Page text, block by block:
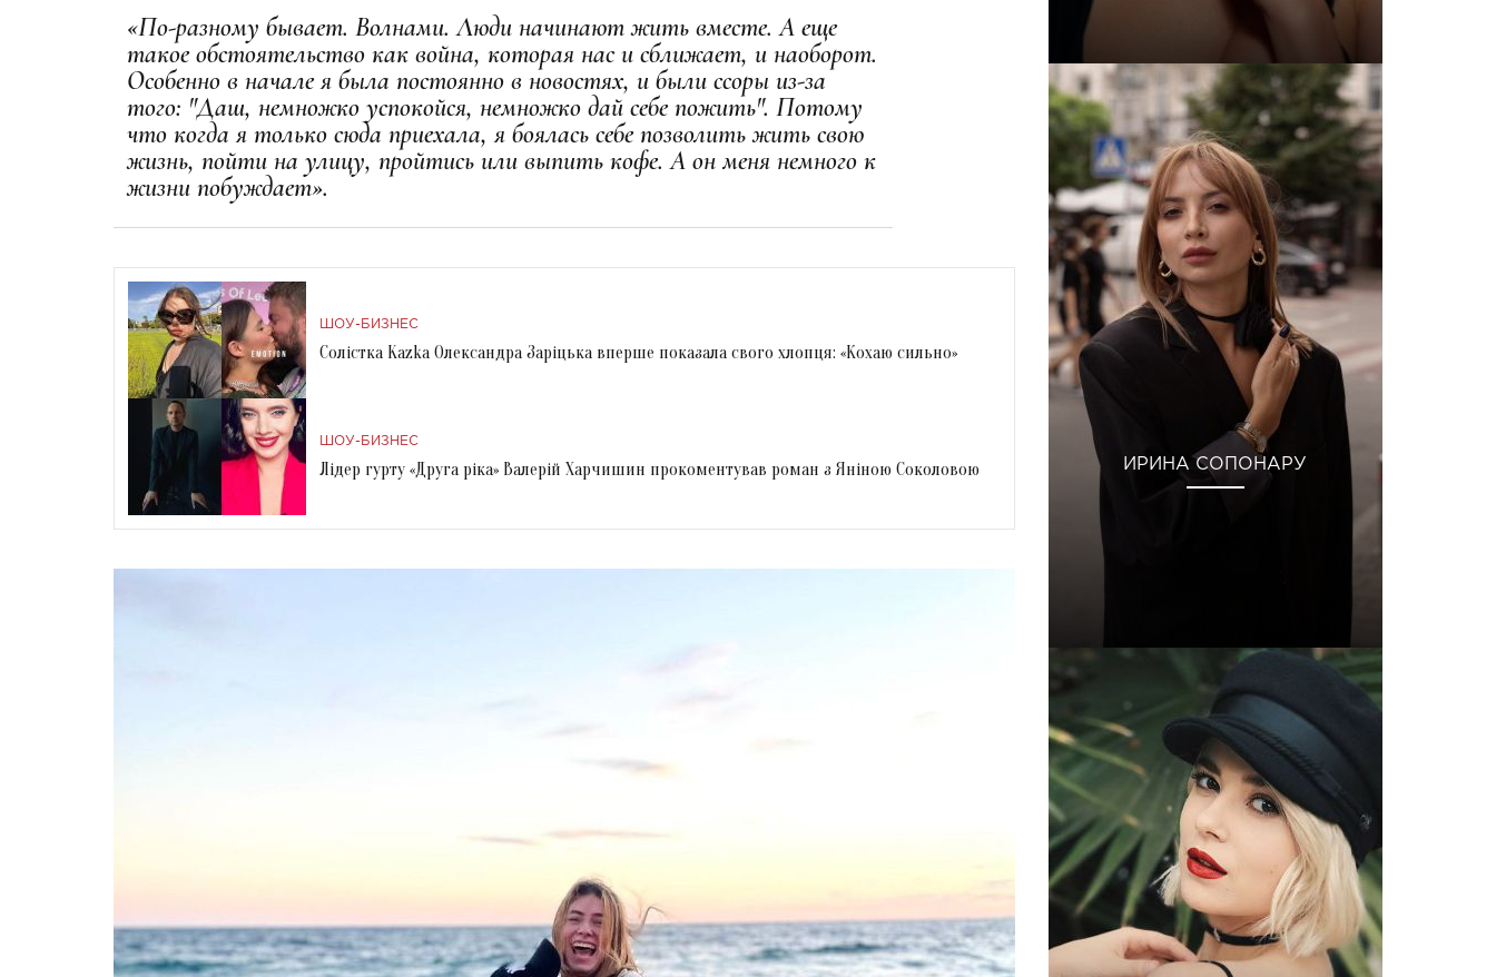
«По-разному бывает. Волнами. Люди начинают жить вместе. А еще
такое обстоятельство как война, которая нас и сближает, и наоборот.
Особенно в начале я была постоянно в новостях, и были ссоры из-за
того: "Даш, немножко успокойся, немножко дай себе пожить". Потому
что когда я только сюда приехала, я боялась себе позволить жить свою
жизнь, пойти на улицу, пройтись или выпить кофе. А он меня немного к
жизни побуждает».
ШОУ-БИЗНЕС
Солістка Kazka Олександра Заріцька вперше показала свого хлопця: «Кохаю сильно»
ШОУ-БИЗНЕС
Лідер гурту «Друга ріка» Валерій Харчишин прокоментував роман з Яніною Соколовою ИРИНА СОПОНАРУ